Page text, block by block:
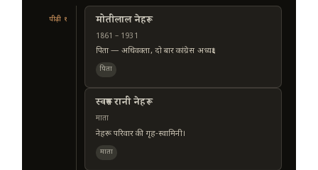
पीढ़ी १ मोतीलाल नेहरू
1861 – 1931
पिता — अधिवक्ता, दो बार कांग्रेस अध्यक्ष।
पिता
स्वरूप रानी नेहरू
माता
नेहरू परिवार की गृह-स्वामिनी।
माता